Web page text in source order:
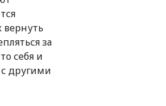
вернуть
за
себя и
другими